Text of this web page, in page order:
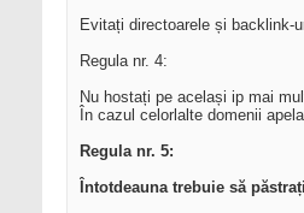
Evitați directoarele și backlink-
Regula nr. 4:
Nu hostați pe același ip mai
În cazul celorlalte domenii
Regula nr. 5:
Întotdeauna trebuie să